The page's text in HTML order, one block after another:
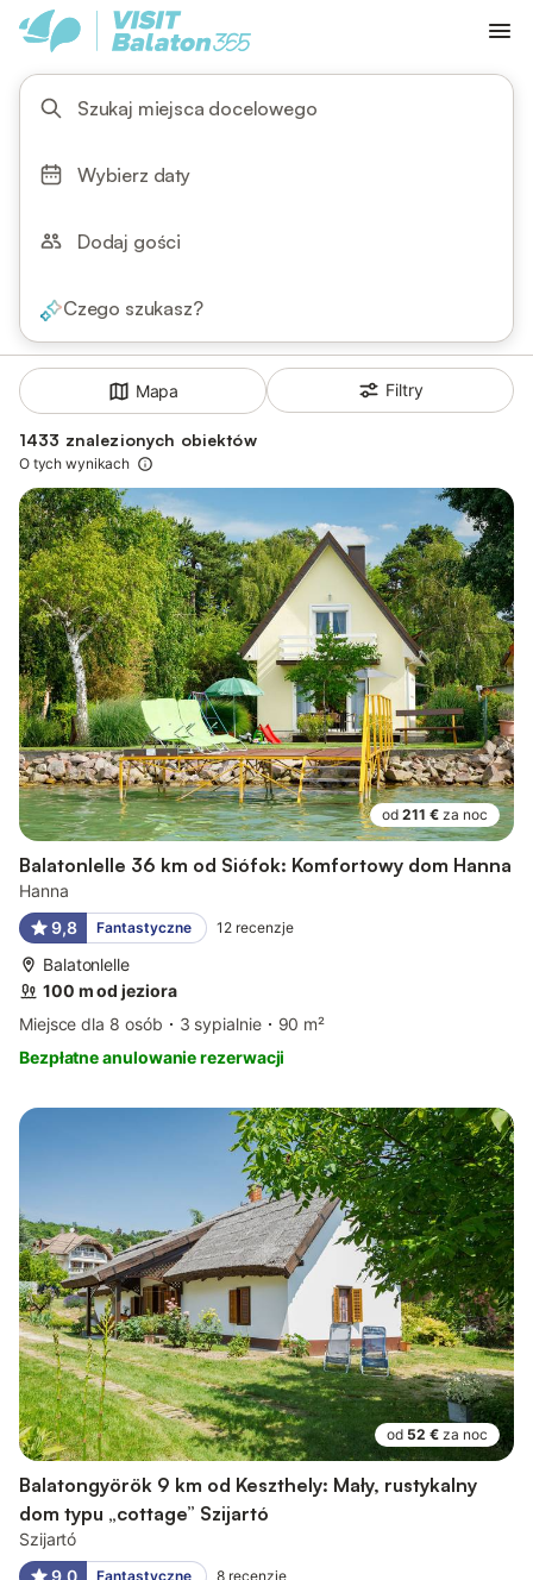
Szukaj miejsca docelowego
Wybierz daty
Dodaj gości
Czego szukasz?
Mapa Filtry
1433 znalezionych obiektów
O tych wynikach
od 211 € za noc
Balatonlelle 36 km od Siófok: Komfortowy dom Hanna
Hanna
9,8
Fantastyczne 12 recenzje
Balatonlelle
100 m od jeziora
Miejsce dla 8 osób
3 sypialnie
90 m²
Bezpłatne anulowanie rezerwacji
od 52 € za noc
Balatongyörök 9 km od Keszthely: Mały, rustykalny
dom typu „cottage” Szijartó
Szijartó
Fantastyczne 8 recenzje